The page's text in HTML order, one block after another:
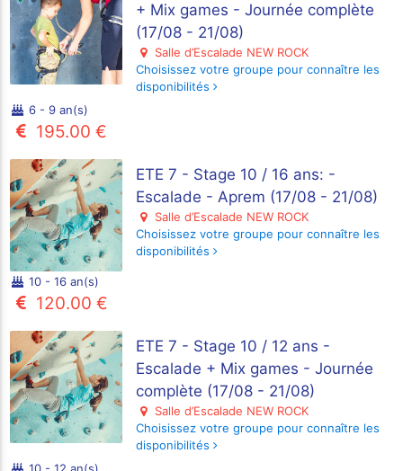
+ Mix games - Journée complète
(17/08 - 21/08)
Salle d’Escalade NEW ROCK
Choisissez votre groupe pour connaître les
disponibilités
6 - 9 an(s)
195.00 €
ETE 7 - Stage 10 / 16 ans: -
Escalade - Aprem (17/08 - 21/08)
Salle d’Escalade NEW ROCK
Choisissez votre groupe pour connaître les
disponibilités
10 - 16 an(s)
120.00 €
ETE 7 - Stage 10 / 12 ans -
Escalade + Mix games - Journée
complète (17/08 - 21/08)
Salle d’Escalade NEW ROCK
Choisissez votre groupe pour connaître les
disponibilités